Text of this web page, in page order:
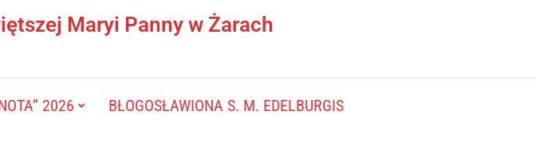
Maryi Panny w Żarach
2026 BŁOGOSŁAWIONA S. M. EDELBURGIS